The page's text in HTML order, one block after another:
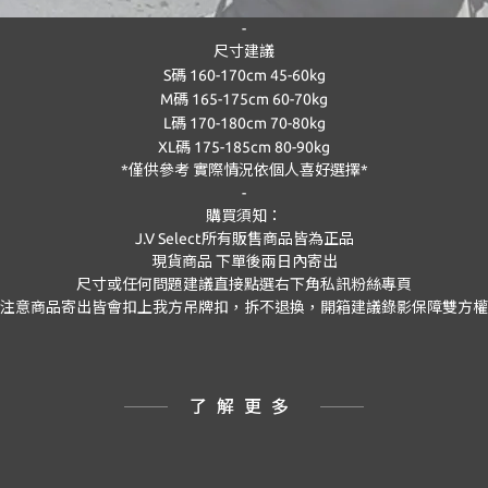
-
尺寸建議
S碼160-170cm 45-60kg
M碼 165-175cm 60-70kg
L碼170-180cm 70-80kg
XL碼 175-185cm 80-90kg
*僅供參考 實際情況依個人喜好選擇*
-
購買須知：
J.V Select所有販售商品皆為正品
現貨商品 下單後兩日內寄出
尺寸或任何問題建議直接點選右下角私訊粉絲專頁
意商品寄出皆會扣上我方吊牌扣，拆不退換，開箱建議錄影保障雙方
了解更多